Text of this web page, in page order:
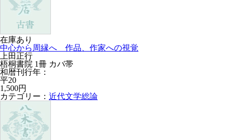
在庫あり
中心から周縁へ 作品、作家への視覚
上田正行
梧桐書院 1冊 カバ帯
和暦刊行年：
平20
1,500円
カテゴリー： 近代文学総論